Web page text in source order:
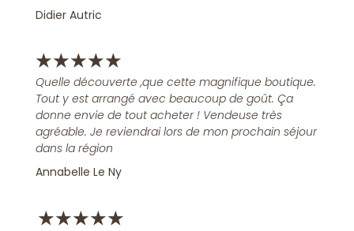
Didier Autric
★★★★★
Quelle découverte ,que cette magnifique boutique.
Tout y est arrangé avec beaucoup de goût. Ça
donne envie de tout acheter ! Vendeuse très
agréable. Je reviendrai lors de mon prochain séjour
dans la région
Annabelle Le Ny
★★★★★